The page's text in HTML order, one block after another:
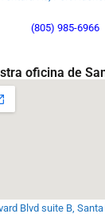
(805) 985-6966
oficina de
Blvd suite B,